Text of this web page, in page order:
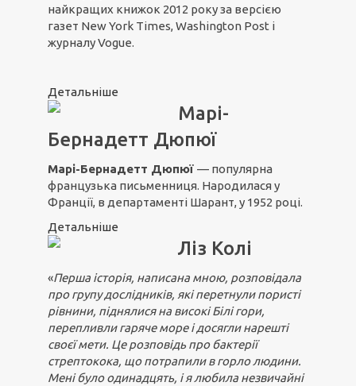
найкращих книжок 2012 року за версією
газет New York Times, Washington Post і
журналу Vogue.
Детальніше
Марі-
Бернадетт Дюпюї
Марі-Бернадетт Дюпюї — популярна
французька письменниця. Народилася у
Франції, в департаменті Шарант, у 1952 році.
Детальніше
Ліз Колі
«Перша історія, написана мною, розповідала
про групу дослідників, які перетнули пористі
рівнини, піднялися на високі Білі гори,
перепливли гаряче море і досягли нарешті
своєї мети. Це розповідь про бактерії
стрептокока, що потрапили в горло людини.
Мені було одинадцять, і я любила незвичайні